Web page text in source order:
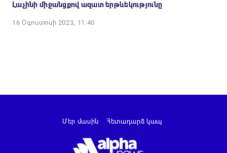
Լաչինի միջանցքով ազատ երթևեկությունը
16 Օգոստոսի 2023, 11:40
Մեր մասին Հետադարձ կապ